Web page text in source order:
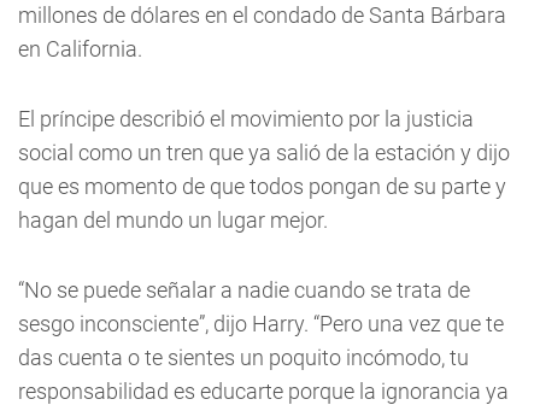
millones de dólares en el condado de Santa Bárbara
en California.
El príncipe describió el movimiento por la justicia
social como un tren que ya salió de la estación y dijo
que es momento de que todos pongan de su parte y
hagan del mundo un lugar mejor.
“No se puede señalar a nadie cuando se trata de
sesgo inconsciente”, dijo Harry. “Pero una vez que te
das cuenta o te sientes un poquito incómodo, tu
responsabilidad es educarte porque la ignorancia ya